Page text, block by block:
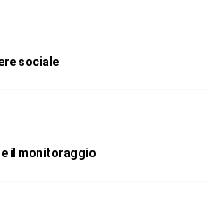
sociale
il monitoraggio